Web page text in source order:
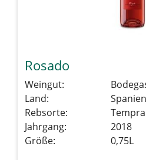
Rosado
Weingut:
Land:
Spanien
Rebsorte:
Jahrgang:
2018
Größe:
0,75L